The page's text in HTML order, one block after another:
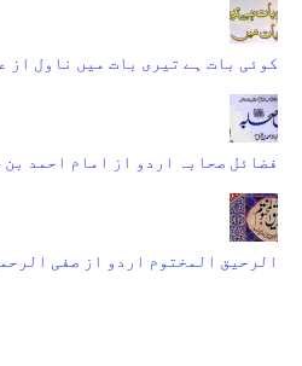
کوئی بات ہے تیری بات میں ناول از
فضائل صحابہ اردو از امام احمد بن
الرحیق المختوم اردو از صفی